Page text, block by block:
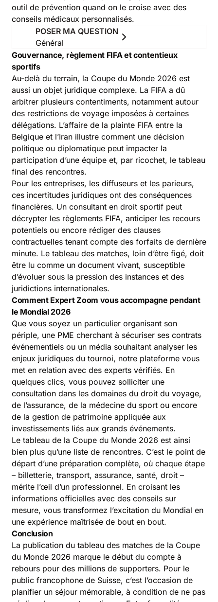
outil de prévention quand on le croise avec des
conseils médicaux personnalisés.
POSER MA QUESTION
Général
Gouvernance, règlement FIFA et contentieux
sportifs
Au-delà du terrain, la Coupe du Monde 2026 est
aussi un objet juridique complexe. La FIFA a dû
arbitrer plusieurs contentiments, notamment autour
des restrictions de voyage imposées à certaines
délégations. L’affaire de la plainte FIFA entre la
Belgique et l’Iran illustre comment une décision
politique ou diplomatique peut impacter la
participation d’une équipe et, par ricochet, le tableau
final des rencontres.
Pour les entreprises, les diffuseurs et les parieurs,
ces incertitudes juridiques ont des conséquences
financières. Un consultant en droit sportif peut
décrypter les règlements FIFA, anticiper les recours
potentiels ou encore rédiger des clauses
contractuelles tenant compte des forfaits de dernière
minute. Le tableau des matches, loin d’être figé, doit
être lu comme un document vivant, susceptible
d’évoluer sous la pression des instances et des
juridictions internationales.
Comment Expert Zoom vous accompagne pendant
le Mondial 2026
Que vous soyez un particulier organisant son
périple, une PME cherchant à sécuriser ses contrats
événementiels ou un média souhaitant analyser les
enjeux juridiques du tournoi, notre plateforme vous
met en relation avec des experts vérifiés. En
quelques clics, vous pouvez solliciter une
consultation dans les domaines du droit du voyage,
de l’assurance, de la médecine du sport ou encore
de la gestion de patrimoine appliquée aux
investissements liés aux grands événements.
Le tableau de la Coupe du Monde 2026 est ainsi
bien plus qu’une liste de rencontres. C’est le point de
départ d’une préparation complète, où chaque étape
– billetterie, transport, assurance, santé, droit –
mérite l’œil d’un professionnel. En croisant les
informations officielles avec des conseils sur
mesure, vous transformez l’excitation du Mondial en
une expérience maîtrisée de bout en bout.
Conclusion
La publication du tableau des matches de la Coupe
du Monde 2026 marque le début du compte à
rebours pour des millions de supporters. Pour le
public francophone de Suisse, c’est l’occasion de
planifier un séjour mémorable, à condition de ne pas